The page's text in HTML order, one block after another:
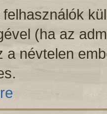
(ha az
a névtelen